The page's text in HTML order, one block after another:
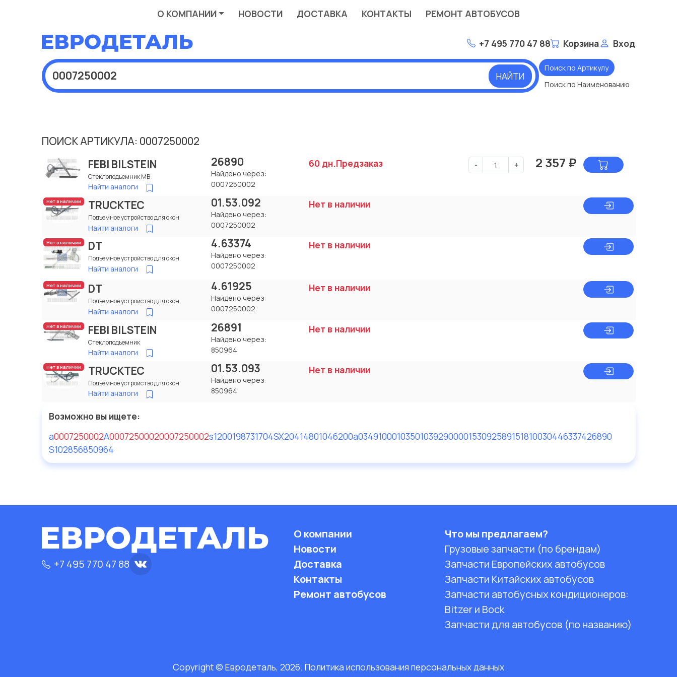
О КОМПАНИИ НОВОСТИ ДОСТАВКА КОНТАКТЫ РЕМОНТ АВТОБУСОВ
+7 495 770 47 88 Корзина Вход
НАЙТИ
Поиск по Артикулу
Поиск по Наименованию
ПОИСК АРТИКУЛА: 0007250002
FEBI BILSTEIN
Стеклоподъемник МВ
Найти аналоги
26890
Найдено через:
0007250002
60 дн.Предзаказ - + 2 357 ₽
Нет в наличии TRUCKTEC
Подъемное устройство для окон
Найти аналоги
01.53.092
Найдено через:
0007250002
Нет в наличии
Нет в наличии DT
Подъемное устройство для окон
Найти аналоги
4.63374
Найдено через:
0007250002
Нет в наличии
Нет в наличии DT
Подъемное устройство для окон
Найти аналоги
4.61925
Найдено через:
0007250002
Нет в наличии
Нет в наличии FEBI BILSTEIN
Стеклоподъемник
Найти аналоги
26891
Найдено через:
850964
Нет в наличии
Нет в наличии TRUCKTEC
Подъемное устройство для окон
Найти аналоги
01.53.093
Найдено через:
850964
Нет в наличии
Возможно вы ищете:
a0007250002A00072500020007250002s1200198731704SX20414801046200a03491000103501039290000153092589151810030446337426890
S102856850964
+7 495 770 47 88
О компании
Новости
Доставка
Контакты
Ремонт автобусов
Что мы предлагаем?
Грузовые запчасти (по брендам)
Запчасти Европейских автобусов
Запчасти Китайских автобусов
Запчасти автобусных кондиционеров:
Bitzer и Bock
Запчасти для автобусов (по названию)
Copyright © Евродеталь, 2026. Политика использования персональных данных